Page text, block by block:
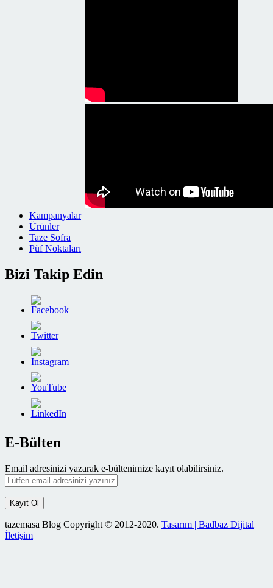
Kampanyalar
Ürünler
Taze Sofra
Püf Noktaları
Bizi Takip Edin
E-Bülten
Email adresinizi yazarak e-bültenimize kayıt olabilirsiniz.
tazemasa Blog Copyright © 2012-2020. Tasarım | Badbaz Dijital
İletişim